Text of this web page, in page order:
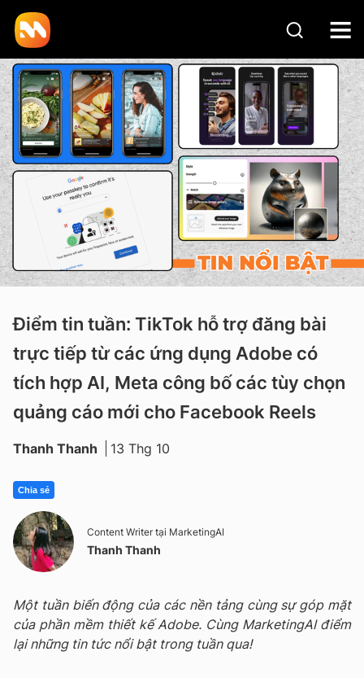
Điểm tin tuần: TikTok hỗ trợ đăng bài
trực tiếp từ các ứng dụng Adobe có
tích hợp AI, Meta công bố các tùy chọn
quảng cáo mới cho Facebook Reels
Thanh Thanh 13 Thg 10
Chia sẻ
Content Writer tại MarketingAI
Thanh Thanh
Một tuần biến động của các nền tảng cùng sự góp mặt
của phần mềm thiết kế Adobe. Cùng MarketingAI điểm
lại những tin tức nổi bật trong tuần qua!